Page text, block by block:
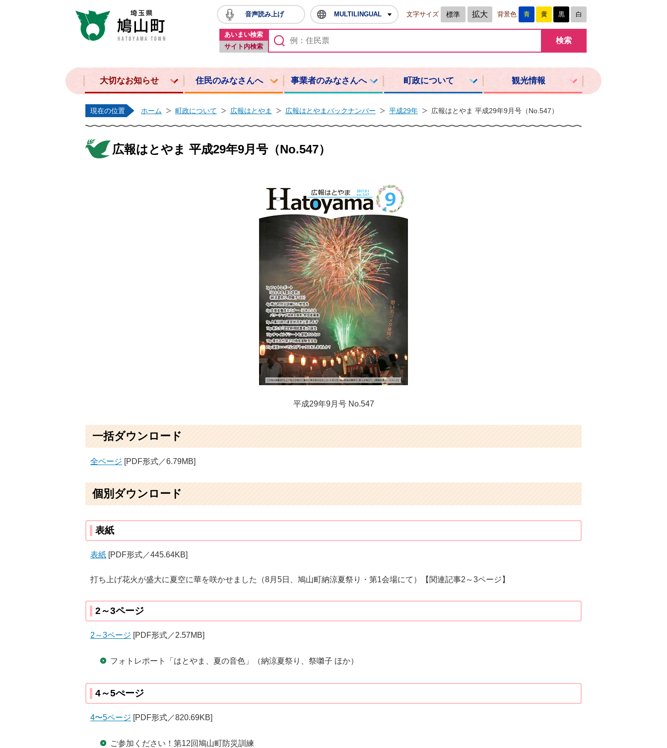
鳩山町ホームページ
音声読み上げ MULTILINGUAL 文字サイズ 標準 拡大 背景色 青 黄 黒 白
あいまい検索
サイト内検索
大切なお知らせ 住民のみなさんへ 事業者のみなさんへ 町政について 観光情報
現在の位置 ホーム 町政について 広報はとやま 広報はとやまバックナンバー 平成29年 広報はとやま 平成29年9月号（No.547）
広報はとやま 平成29年9月号（No.547）
平成29年9月号 No.547
一括ダウンロード
全ページ [PDF形式／6.79MB]
個別ダウンロード
表紙
表紙 [PDF形式／445.64KB]
打ち上げ花火が盛大に夏空に華を咲かせました（8月5日、鳩山町納涼夏祭り・第1会場にて）【関連記事2～3ページ】
2～3ページ
2～3ページ [PDF形式／2.57MB]
フォトレポート「はとやま、夏の音色」（納涼夏祭り、祭囃子 ほか）
4～5ぺージ
4〜5ページ [PDF形式／820.69KB]
ご参加ください！第12回鳩山町防災訓練